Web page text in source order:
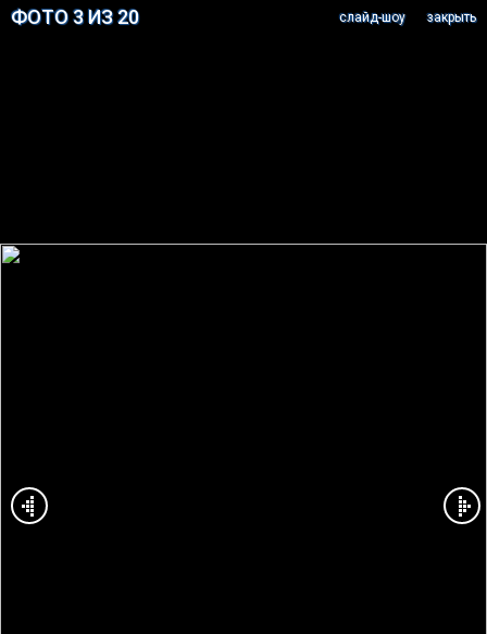
ФОТО 3 ИЗ 20 закрыть
cлайд-шоу